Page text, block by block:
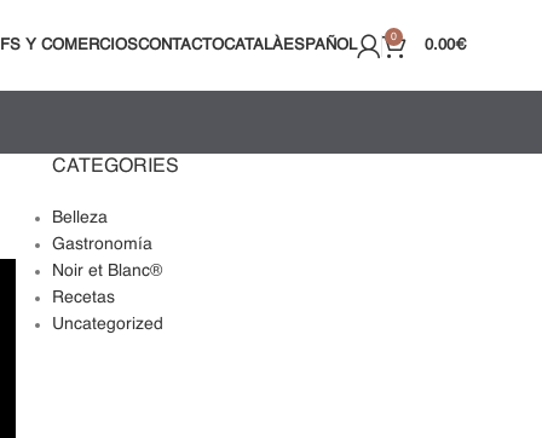
Y COMERCIOSCONTACTOCATALÀESPAÑOL
0
0.00€
CATEGORIES
Belleza
Gastronomía
Noir et Blanc®
Recetas
Uncategorized